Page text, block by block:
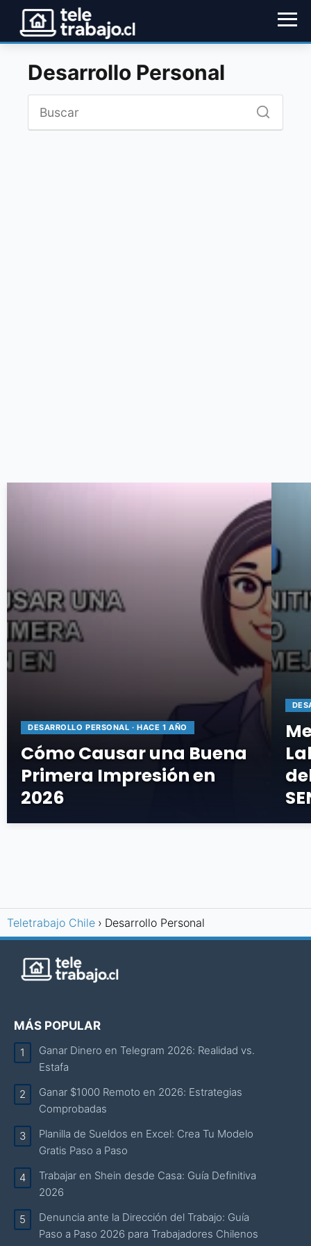
Desarrollo Personal
DESARROLLO PERSONAL · HACE 1 AÑO
Cómo Causar una Buena
Primera Impresión en
2026
Teletrabajo Chile Desarrollo Personal
MÁS POPULAR
Ganar Dinero en Telegram 2026: Realidad vs.
Estafa
Ganar $1000 Remoto en 2026: Estrategias
Comprobadas
Planilla de Sueldos en Excel: Crea Tu Modelo
Gratis Paso a Paso
Trabajar en Shein desde Casa: Guía Definitiva
2026
Denuncia ante la Dirección del Trabajo: Guía
Paso a Paso 2026 para Trabajadores Chilenos